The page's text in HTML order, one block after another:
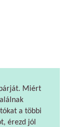
párját. Miért
a többi
érezd jól